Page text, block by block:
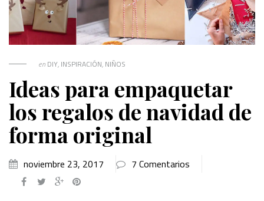
en DIY, INSPIRACIÓN, NIÑOS
Ideas para empaquetar
los regalos de navidad de
forma original
noviembre 23, 2017 7 Comentarios